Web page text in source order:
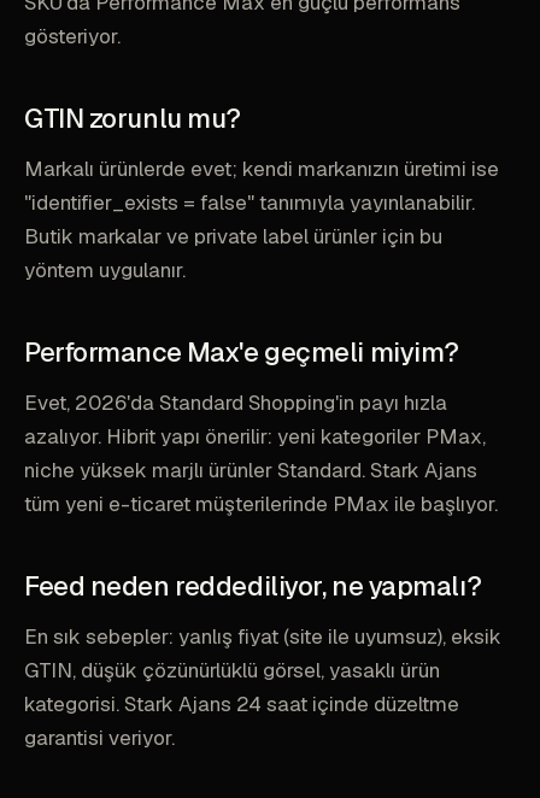
gösteriyor.
GTIN zorunlu mu?
Markalı ürünlerde evet; kendi markanızın üretimi ise
"identifier_exists = false" tanımıyla yayınlanabilir.
Butik markalar ve private label ürünler için bu
yöntem uygulanır.
Performance Max'e geçmeli miyim?
Evet, 2026'da Standard Shopping'in payı hızla
azalıyor. Hibrit yapı önerilir: yeni kategoriler PMax,
niche yüksek marjlı ürünler Standard. Stark Ajans
tüm yeni e-ticaret müşterilerinde PMax ile başlıyor.
Feed neden reddediliyor, ne yapmalı?
En sık sebepler: yanlış fiyat (site ile uyumsuz), eksik
GTIN, düşük çözünürlüklü görsel, yasaklı ürün
kategorisi. Stark Ajans 24 saat içinde düzeltme
garantisi veriyor.